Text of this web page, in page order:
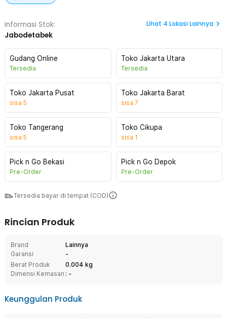
Informasi Stok:
Jabodetabek
Lihat 4 Lokasi Lainnya
Gudang Online
Tersedia
Toko Jakarta Utara
Tersedia
Toko Jakarta Pusat
sisa 5
Toko Jakarta Barat
sisa 7
Toko Tangerang
sisa 5
Toko Cikupa
sisa 1
Pick n Go Bekasi
Pre-Order
Pick n Go Depok
Pre-Order
Tersedia bayar di tempat (COD)
Rincian Produk
Brand
Lainnya
Garansi
-
Berat Produk
0.004 kg
Dimensi Kemasan : -
Keunggulan Produk